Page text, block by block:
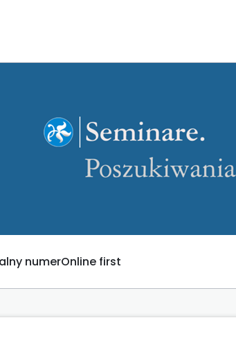
numerOnline first